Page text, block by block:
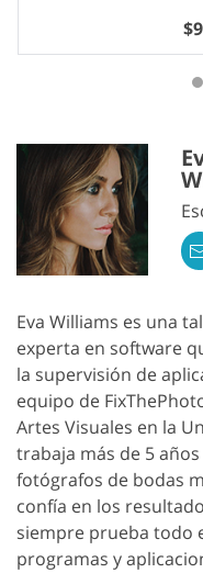
Eva Williams es una
experta en software
la supervisión de
equipo de
Artes Visuales en la
trabaja más de 5
fotógrafos de bodas
confía en los
siempre prueba todo
programas y